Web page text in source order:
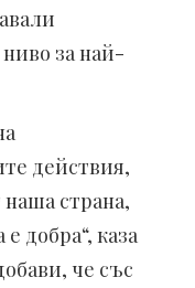
за най-
действия,
страна,
добра“, каза
че със